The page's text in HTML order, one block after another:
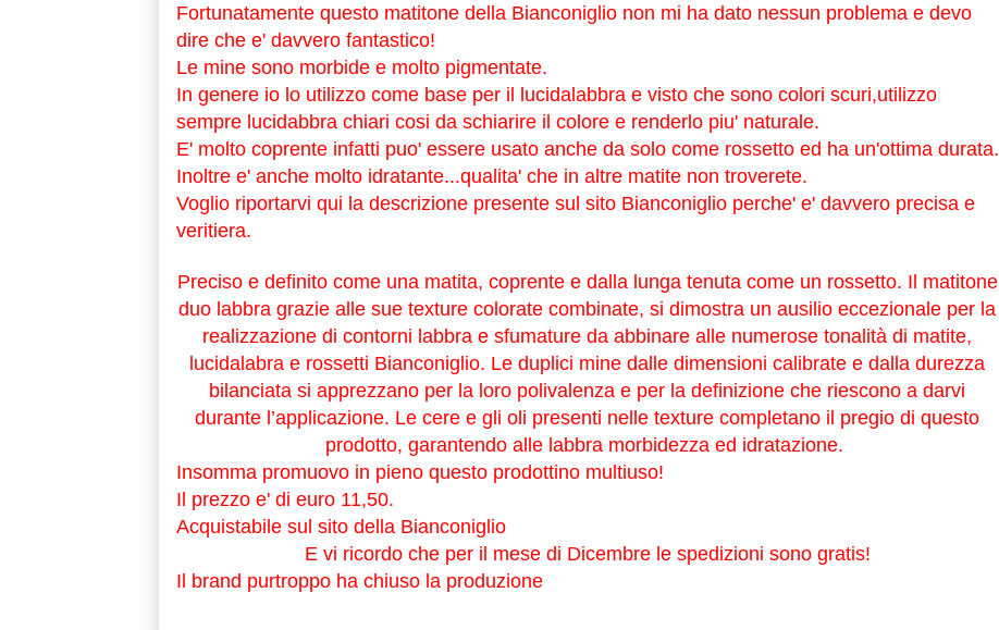
Fortunatamente questo matitone della Bianconiglio non mi ha dato nessun problema e devo
dire che e' davvero fantastico!
Le mine sono morbide e molto pigmentate.
In genere io lo utilizzo come base per il lucidalabbra e visto che sono colori scuri,utilizzo
sempre lucidabbra chiari cosi da schiarire il colore e renderlo piu' naturale.
E' molto coprente infatti puo' essere usato anche da solo come rossetto ed ha un'ottima durata.
Inoltre e' anche molto idratante...qualita' che in altre matite non troverete.
Voglio riportarvi qui la descrizione presente sul sito Bianconiglio perche' e' davvero precisa e
veritiera.
Preciso e definito come una matita, coprente e dalla lunga tenuta come un rossetto. Il matitone
duo labbra grazie alle sue texture colorate combinate, si dimostra un ausilio eccezionale per la
realizzazione di contorni labbra e sfumature da abbinare alle numerose tonalità di matite,
lucidalabra e rossetti Bianconiglio. Le duplici mine dalle dimensioni calibrate e dalla durezza
bilanciata si apprezzano per la loro polivalenza e per la definizione che riescono a darvi
durante l’applicazione. Le cere e gli oli presenti nelle texture completano il pregio di questo
prodotto, garantendo alle labbra morbidezza ed idratazione.
Insomma promuovo in pieno questo prodottino multiuso!
Il prezzo e' di euro 11,50.
Acquistabile sul sito della Bianconiglio
E vi ricordo che per il mese di Dicembre le spedizioni sono gratis!
Il brand purtroppo ha chiuso la produzione